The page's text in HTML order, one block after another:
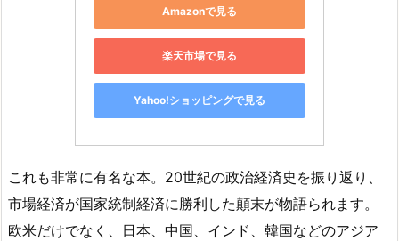
Amazonで見る
楽天市場で見る
Yahoo!ショッピングで見る
これも非常に有名な本。20世紀の政治経済史を振り返り、
市場経済が国家統制経済に勝利した顛末が物語られます。
欧米だけでなく、日本、中国、インド、韓国などのアジア